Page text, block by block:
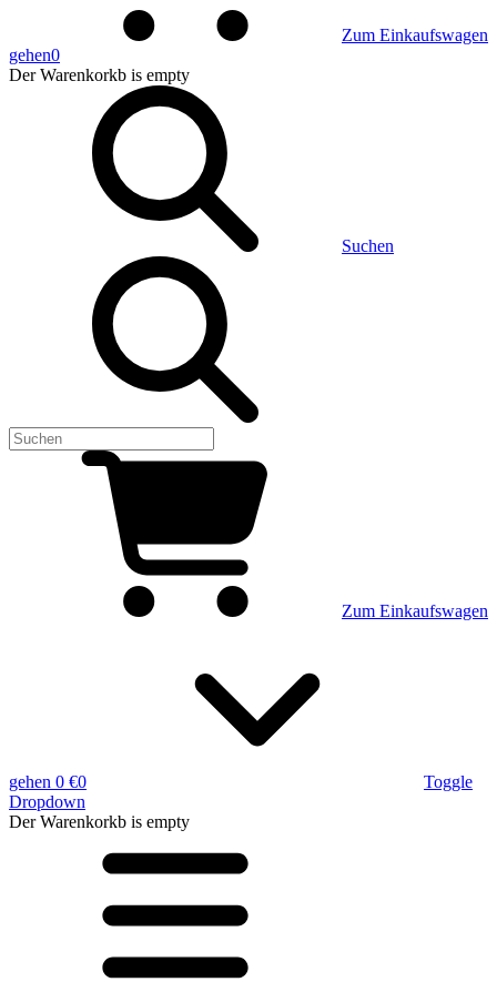
Zum Einkaufswagen
gehen0
Der Warenkorkb is empty
Suchen
Zum Einkaufswagen
gehen 0 €0
Toggle
Dropdown
Der Warenkorkb is empty